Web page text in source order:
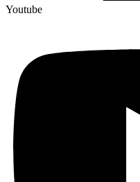
Youtube